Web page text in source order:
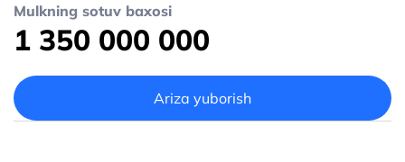
Mulkning sotuv baxosi
1 350 000 000
Ariza yuborish